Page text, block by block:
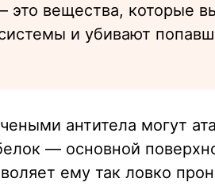
это вещества, которые
и убивают
антитела могут
— основной
ему так ловко